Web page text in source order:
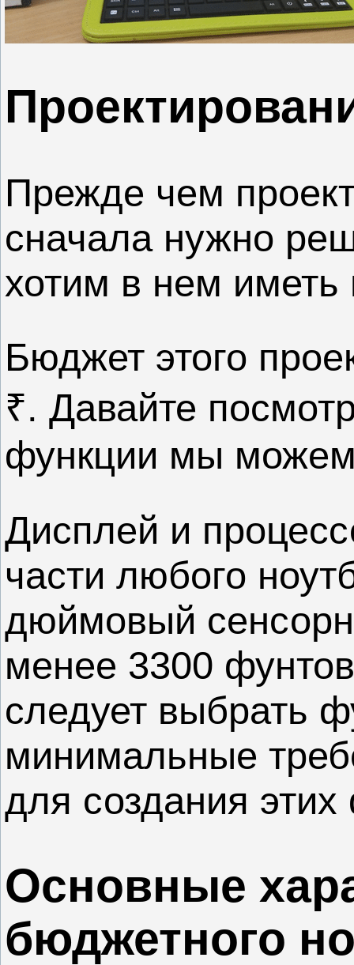
Прежде чем
сначала нужно
хотим в нем
Бюджет этого
₹. Давайте
функции мы
Дисплей и
части любого
дюймовый
менее 3300
следует выбрать
минимальные
для создания
Основные
бюджетного